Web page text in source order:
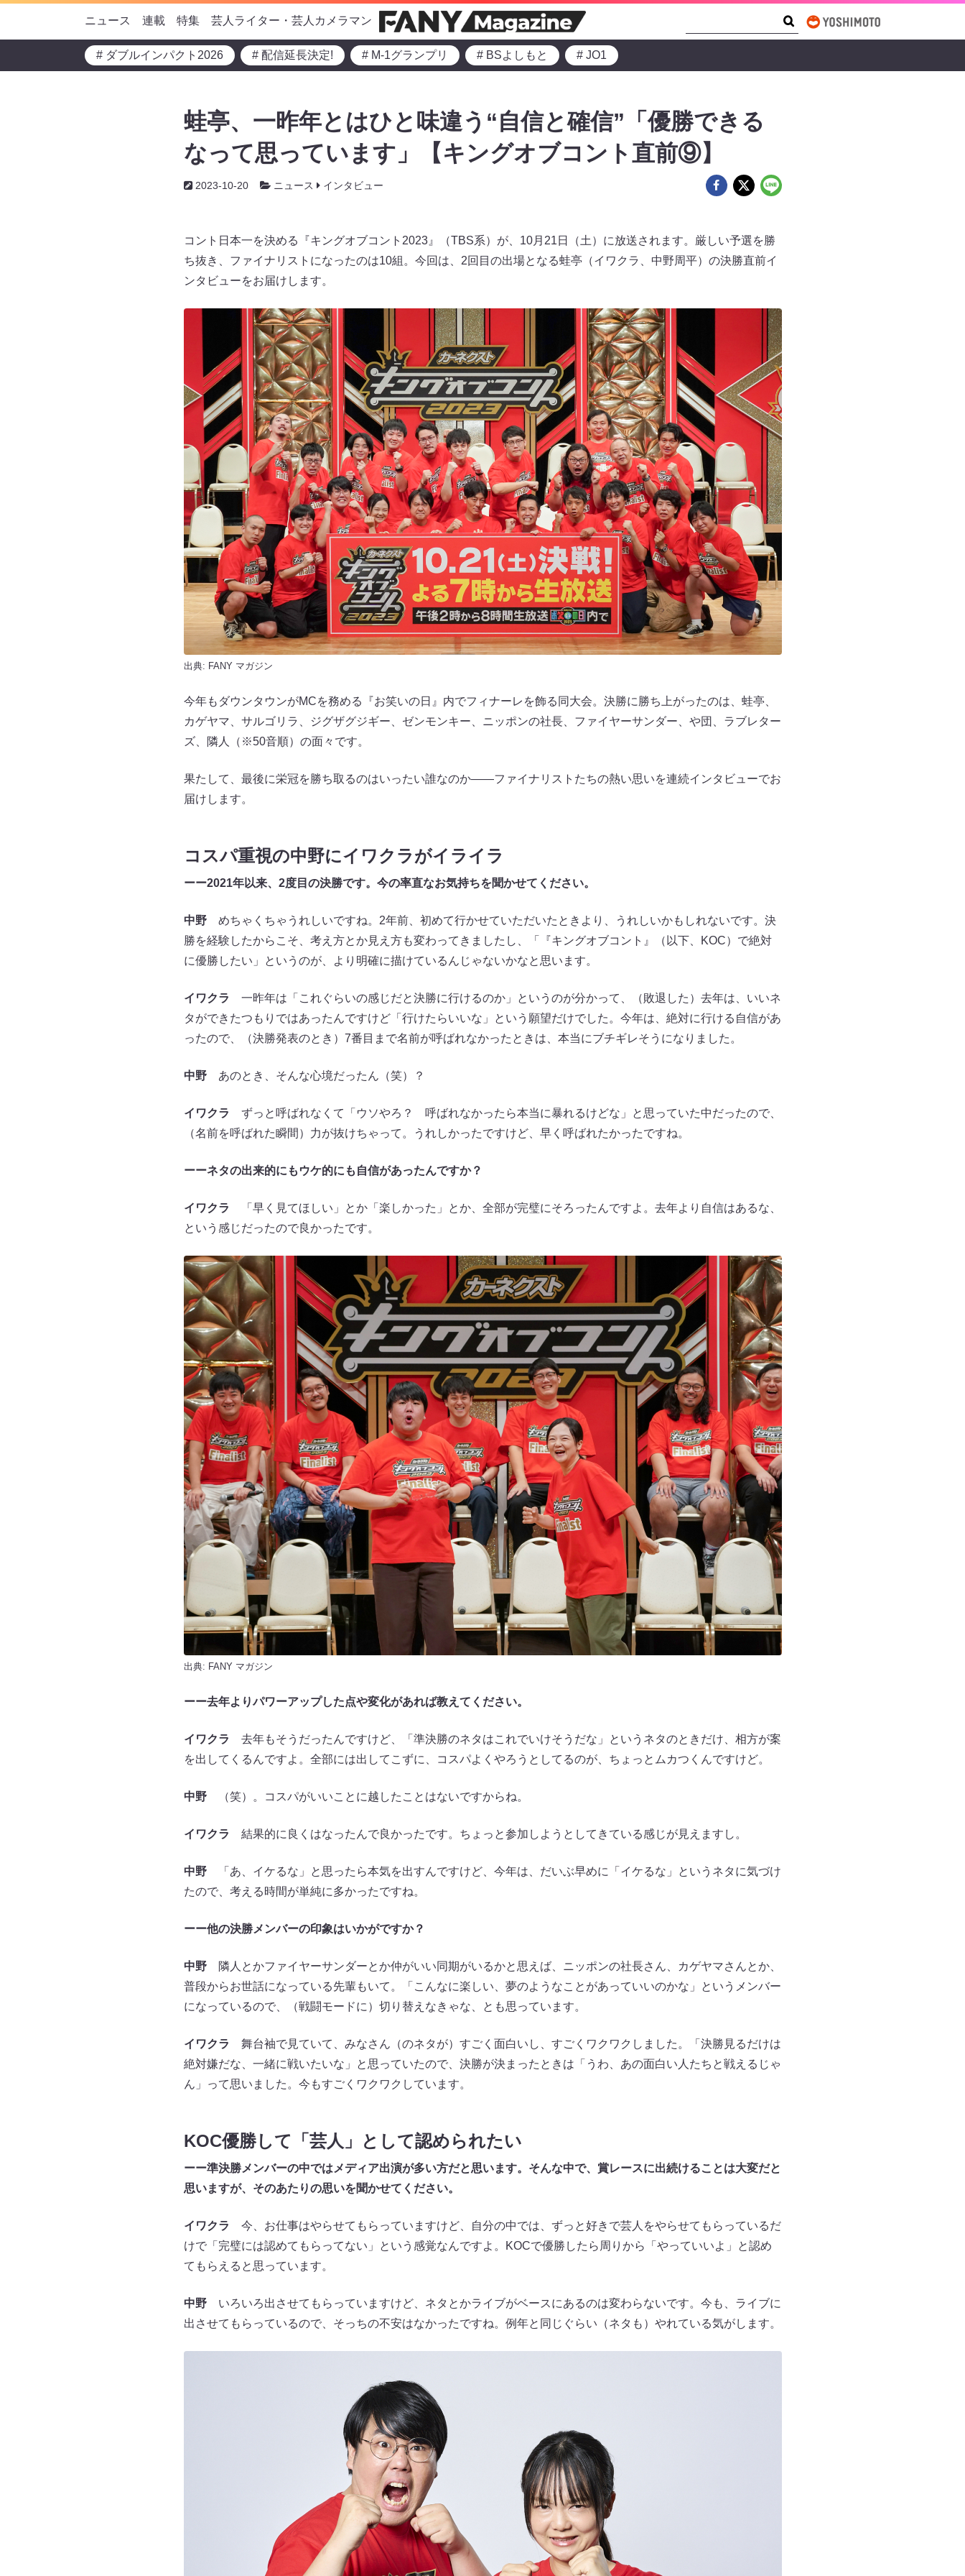
ニュース 連載 特集 芸人ライター・芸人カメラマン
# ダブルインパクト2026 # 配信延長決定! # M-1グランプリ # BSよしもと # JO1
蛙亭、一昨年とはひと味違う“自信と確信”「優勝できる
なって思っています」【キングオブコント直前⑨】
2023-10-20 ニュース インタビュー
コント日本一を決める『キングオブコント2023』（TBS系）が、10月21日（土）に放送されます。厳しい予選を勝
ち抜き、ファイナリストになったのは10組。今回は、2回目の出場となる蛙亭（イワクラ、中野周平）​​の決勝直前イ
ンタビューをお届けします。​​
出典: FANY マガジン
今年もダウンタウンがMCを務める『お笑いの日』内でフィナーレを飾る同大会。決勝に勝ち上がったのは、蛙亭、
カゲヤマ、サルゴリラ、ジグザグジギー、ゼンモンキー、ニッポンの社長、ファイヤーサンダー、や団、ラブレター
ズ、隣人（※50音順）の面々です。
果たして、最後に栄冠を勝ち取るのはいったい誰なのか――ファイナリストたちの熱い思いを連続インタビューでお
届けします。
コスパ重視の中野にイワクラがイライラ
ーー2021年以来、2度目の決勝です。今の率直なお気持ちを聞かせてください。
中野 めちゃくちゃうれしいですね。2年前、初めて行かせていただいたときより、うれしいかもしれないです。決
勝を経験したからこそ、考え方とか見え方も変わってきましたし、「『キングオブコント』（以下、KOC）で絶対
に優勝したい」というのが、より明確に描けているんじゃないかなと思います。
イワクラ 一昨年は「これぐらいの感じだと決勝に行けるのか」というのが分かって、（敗退した）去年は、いいネ
タができたつもりではあったんですけど「行けたらいいな」という願望だけでした。今年は、絶対に行ける自信があ
ったので、（決勝発表のとき）7番目まで名前が呼ばれなかったときは、本当にブチギレそうになりました。
中野あのとき、そんな心境だったん（笑）？
イワクラ ずっと呼ばれなくて「ウソやろ？ 呼ばれなかったら本当に暴れるけどな」と思っていた中だったので、
（名前を呼ばれた瞬間）力が抜けちゃって。うれしかったですけど、早く呼ばれたかったですね。
ーーネタの出来的にもウケ的にも自信があったんですか？
イワクラ 「早く見てほしい」とか「楽しかった」とか、全部が完璧にそろったんですよ。去年より自信はあるな、
という感じだったので良かったです。
出典: FANY マガジン
ーー去年よりパワーアップした点や変化があれば教えてください。
イワクラ 去年もそうだったんですけど、「準決勝のネタはこれでいけそうだな」というネタのときだけ、相方が案
を出してくるんですよ。全部には出してこずに、コスパよくやろうとしてるのが、ちょっとムカつくんですけど。
中野 （笑）。コスパがいいことに越したことはないですからね。
イワクラ 結果的に良くはなったんで良かったです。ちょっと参加しようとしてきている感じが見えますし。
中野「あ、イケるな」と思ったら本気を出すんですけど、今年は、だいぶ早めに「イケるな」というネタに気づけ
たので、考える時間が単純に多かったですね。
ーー他の決勝メンバーの印象はいかがですか？
中野
隣人とかファイヤーサンダーとか仲がいい同期がいるかと思えば、ニッポンの社長さん、カゲヤマさんとか、
普段からお世話になっている先輩もいて。「こんなに楽しい、夢のようなことがあっていいのかな」というメンバー
になっているので、（戦闘モードに）切り替えなきゃな、とも思っています。
イワクラ 舞台袖で見ていて、みなさん（のネタが）すごく面白いし、すごくワクワクしました。「決勝見るだけは
絶対嫌だな、一緒に戦いたいな」と思っていたので、決勝が決まったときは「うわ、あの面白い人たちと戦えるじゃ
ん」って思いました。今もすごくワクワクしています。
KOC優勝して「芸人」として認められたい
ーー準決勝メンバーの中ではメディア出演が多い方だと思います。そんな中で、賞レースに出続けることは大変だと
思いますが、そのあたりの思いを聞かせてください。
イワクラ 今、お仕事はやらせてもらっていますけど、自分の中では、ずっと好きで芸人をやらせてもらっているだ
けで「完璧には認めてもらってない」という感覚なんですよ。KOCで優勝したら周りから「やっていいよ」と認め
てもらえると思っています。
中野いろいろ出させてもらっていますけど、ネタとかライブがベースにあるのは変わらないです。今も、ライブに
出させてもらっているので、そっちの不安はなかったですね。例年と同じぐらい（ネタも）やれている気がします。